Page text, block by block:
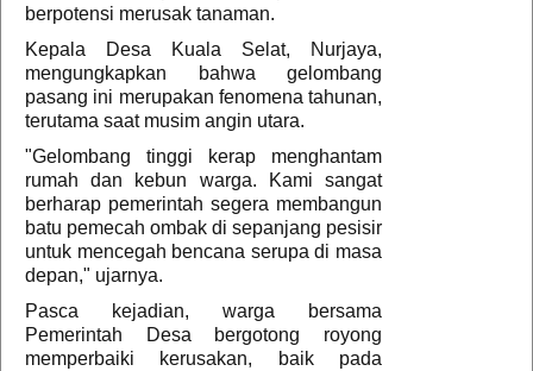
berpotensi merusak tanaman.
Kepala Desa Kuala Selat, Nurjaya,
mengungkapkan bahwa gelombang
pasang ini merupakan fenomena tahunan,
terutama saat musim angin utara.
"Gelombang tinggi kerap menghantam
rumah dan kebun warga. Kami sangat
berharap pemerintah segera membangun
batu pemecah ombak di sepanjang pesisir
untuk mencegah bencana serupa di masa
depan," ujarnya.
Pasca kejadian, warga bersama
Pemerintah Desa bergotong royong
memperbaiki kerusakan, baik pada